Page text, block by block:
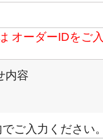
オーダーIDをご
内容
ご入力ください。